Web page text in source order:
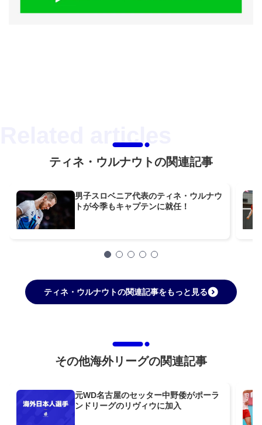
ティネ・ウルナウトの関連記事
男子スロベニア代表のティネ・ウルナウ
トが今季もキャプテンに就任！
ティネ・ウルナウトの関連記事をもっと見る
その他海外リーグの関連記事
元WD名古屋のセッター中野倭がポーラ
ンドリーグのリヴィウに加入